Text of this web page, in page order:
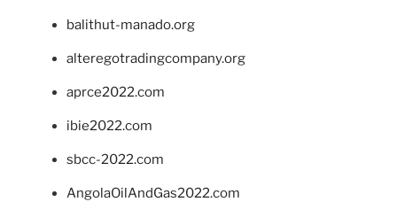
balithut-manado.org
alteregotradingcompany.org
aprce2022.com
ibie2022.com
sbcc-2022.com
AngolaOilAndGas2022.com